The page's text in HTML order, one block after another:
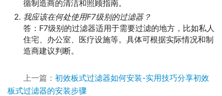
循制造商的清洁和照顾指南。
我应该在何处使用F7级别的过滤器？
答：F7级别的过滤器适用于需要过滤的地方，比如私人
住宅、办公室、医疗设施等。具体可根据实际情况和制
造商建议判断。
上一篇： 初效板式过滤器如何安装-实用技巧分享初效
板式过滤器的安装步骤